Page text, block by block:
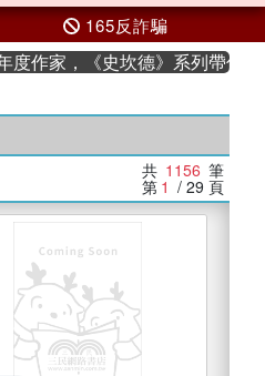
165反詐騙
《史坎德》系列帶你踏上熱血奇
共 1156 筆
第 1 / 29 頁